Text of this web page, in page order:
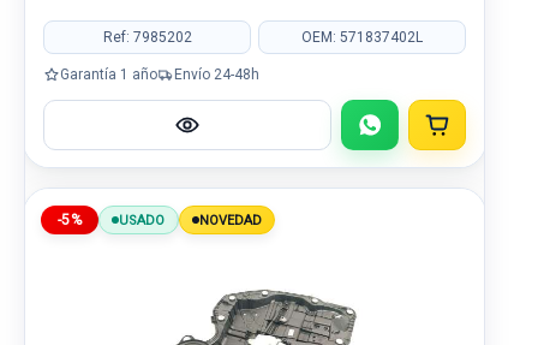
Ref: 7985202 OEM: 571837402L
Garantía 1 año Envío 24-48h
-5% USADO NOVEDAD